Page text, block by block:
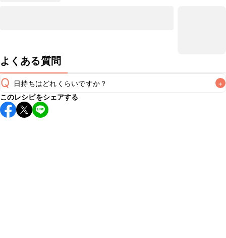
よくある質問
Q 日持ちはどれくらいですか？ +
保存期間は冷蔵で当日中が目安です。なるべくお早めにお召
し上がりください。
このレシピをシェアする